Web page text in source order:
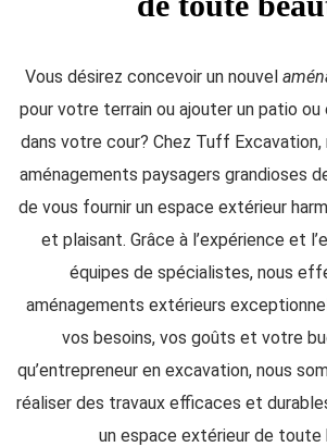
Vous désirez concevoir un nouvel
pour votre terrain ou ajouter un patio ou
dans votre cour? Chez Tuff Excavation,
aménagements paysagers grandioses
de vous fournir un espace extérieur
et plaisant. Grâce à l’expérience et
équipes de spécialistes, nous
aménagements extérieurs
vos besoins, vos goûts et votre
qu’entrepreneur en excavation, nous
réaliser des travaux efficaces et
un espace extérieur de toute